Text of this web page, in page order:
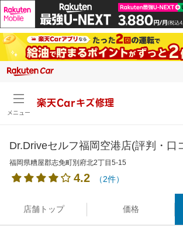
メニュー
楽天Carキズ修理
Dr.Driveセルフ福岡空港店(評判・口
福岡県糟屋郡志免町別府北2丁目5-15
4.2 （2件）
店舗トップ 価格